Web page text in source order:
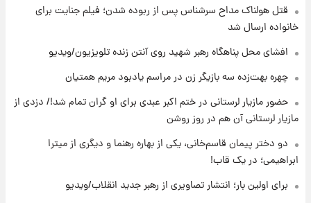
۱۸ ساعت پیش
۱۸ ساعت پیش
پی رفتن رامین رضاییان+ عکس
۱۹ ساعت پیش
قتل هولناک مداح سرشناس پس از ربوده شدن؛ فیلم جنایت برای
خانواده ارسال شد
افشای محل پناهگاه‌ رهبر شهید روی آنتن زنده تلویزیون/ویدیو
چهره بهت‌زده سه بازیگر زن در مراسم یادبود مریم همتیان
حضور مازیار لرستانی در ختم اکبر عبدی برای او گران تمام شد!/ دزدی از
مازیار لرستانی آن هم در روز روشن
دو دختر پیمان قاسم‌خانی، یکی از بهاره رهنما و دیگری از میترا
ابراهیمی؛ در یک قاب!
برای اولین بار؛ انتشار تصاویری از رهبر جدید انقلاب/ویدیو